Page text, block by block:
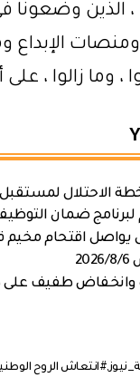
، الذين وضعونا
الإبداع
وما زالوا ، على
الاحتلال
لبرنامج ضمان
يواصل اقتحام
وانخفاض طفيف على
#انتعاش الروح